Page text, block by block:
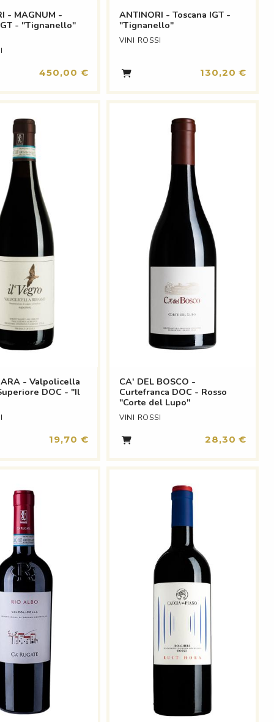
- MAGNUM -
- "Tignanello"
450,00 €
ANTINORI - Toscana IGT -
"Tignanello"
VINI ROSSI
130,20 €
- Valpolicella
DOC - "Il
19,70 €
CA' DEL BOSCO -
Curtefranca DOC - Rosso
"Corte del Lupo"
VINI ROSSI
28,30 €